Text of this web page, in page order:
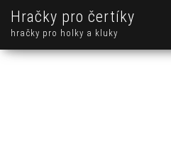
Hračky pro čertíky
hračky pro holky a kluky